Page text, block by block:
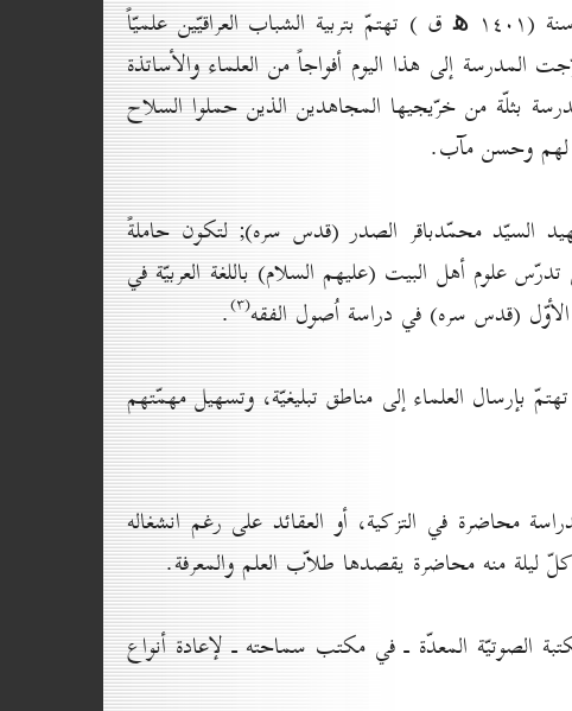
وقد أخذ العراق منه جلّ اهتمامه، فبادر إلى تأسيس مدرسة علميّة في سنة (۱٤٠۱ ﻫ ق ) تهتمّ بتربية الشباب العراقيّين علميّاً
المدرسة إلى هذا اليوم أفواجاً من العلماء والأساتذة
بثلّة من خرّيجيها المجاهدين الذين حملوا السلاح
لهم وحسن مآب.
السيّد محمّدباقر الصدر (قدس سره); لتكون حاملةً
علوم أهل البيت (عليهم السلام) باللغة العربيّة في
(قدس سره) في دراسة اُصول الفقه(۳) .
العلماء إلى مناطق تبليغيّة، وتسهيل مهمّتهم
محاضرة في التزكية، أو العقائد على رغم انشغاله
ليلة منه محاضرة يقصدها طلاّب العلم والمعرفة.
المعدّة ـ في مكتب سماحته ـ لإعادة أنواع